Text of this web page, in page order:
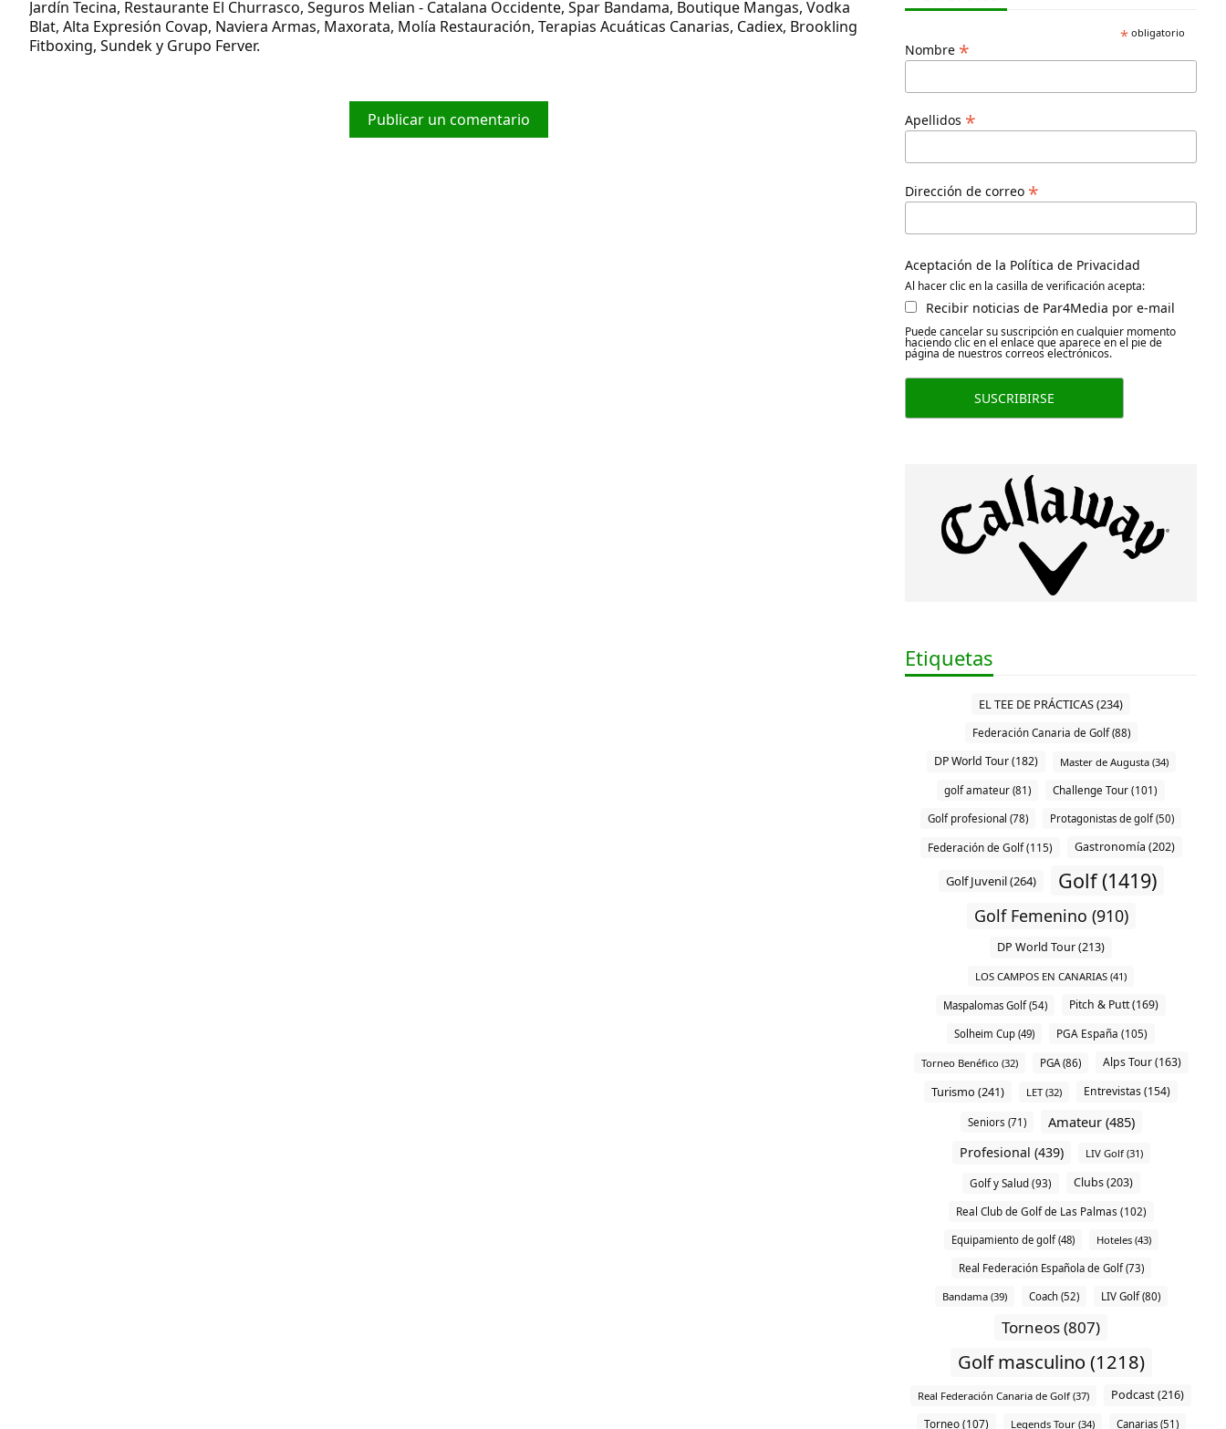
Jardín Tecina, Restaurante El Churrasco, Seguros Melian - Catalana Occidente, Spar Bandama, Boutique Mangas, Vodka
Blat, Alta Expresión Covap, Naviera Armas, Maxorata, Molía Restauración, Terapias Acuáticas Canarias, Cadiex, Brookling
Fitboxing, Sundek y Grupo Ferver.
Publicar un comentario
* obligatorio
Nombre *
Apellidos *
Dirección de correo *
Aceptación de la Política de Privacidad
Al hacer clic en la casilla de verificación acepta:
Recibir noticias de Par4Media por e-mail
Puede cancelar su suscripción en cualquier momento
haciendo clic en el enlace que aparece en el pie de
página de nuestros correos electrónicos.
Etiquetas
EL TEE DE PRÁCTICAS (234)
Federación Canaria de Golf (88)
DP World Tour (182) Master de Augusta (34)
golf amateur (81) Challenge Tour (101)
Golf profesional (78) Protagonistas de golf (50)
Federación de Golf (115) Gastronomía (202)
Golf Juvenil (264) Golf (1419)
Golf Femenino (910)
DP World Tour (213)
LOS CAMPOS EN CANARIAS (41)
Maspalomas Golf (54) Pitch & Putt (169)
Solheim Cup (49) PGA España (105)
Torneo Benéfico (32) PGA (86) Alps Tour (163)
Turismo (241) LET (32) Entrevistas (154)
Seniors (71) Amateur (485)
Profesional (439) LIV Golf (31)
Golf y Salud (93) Clubs (203)
Real Club de Golf de Las Palmas (102)
Equipamiento de golf (48) Hoteles (43)
Real Federación Española de Golf (73)
Bandama (39) Coach (52) LIV Golf (80)
Torneos (807)
Golf masculino (1218)
Real Federación Canaria de Golf (37) Podcast (216)
Torneo (107) Legends Tour (34) Canarias (51)